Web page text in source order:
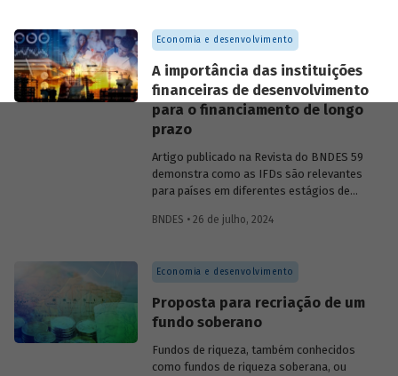
dispersão posterior.
Economia e desenvolvimento
A importância das instituições
financeiras de desenvolvimento
para o financiamento de longo
prazo
Artigo publicado na Revista do BNDES 59
demonstra como as IFDs são relevantes
para países em diferentes estágios de
de estabilidade quanto nos de crise
Confira uma prévia do texto e acesse o
BNDES • 26 de julho, 2024
Economia e desenvolvimento
Proposta para recriação de um
fundo soberano
Fundos de riqueza, também conhecidos
como fundos de riqueza so­berana, ou